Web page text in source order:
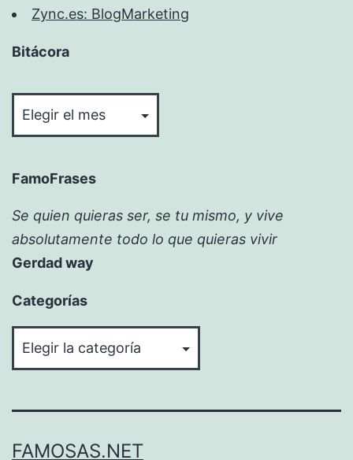
Zync.es: BlogMarketing
Bitácora
FamoFrases
Se quien quieras ser, se tu mismo, y vive
absolutamente todo lo que quieras vivir
Gerdad way
Categorías
FAMOSAS.NET